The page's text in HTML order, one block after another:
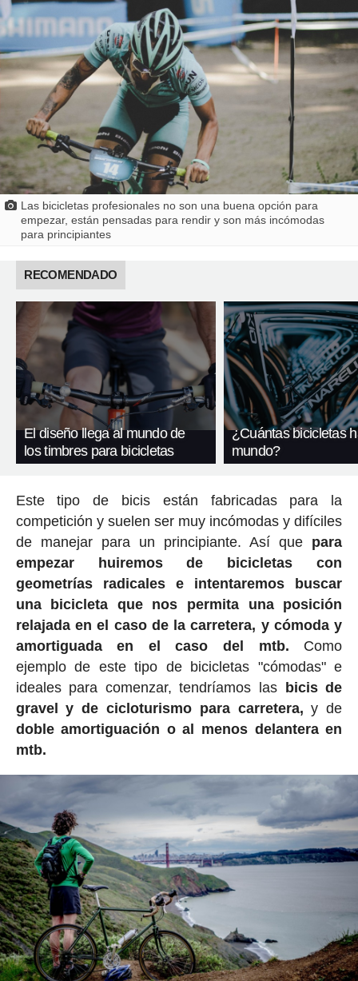
Las bicicletas profesionales no son una buena opción para
empezar, están pensadas para rendir y son más incómodas
para principiantes
RECOMENDADO
El diseño llega al mundo de
los timbres para bicicletas
¿Cuántas bicicletas
mundo?
Este tipo de bicis están fabricadas para la
competición y suelen ser muy incómodas y difíciles
de manejar para un principiante. Así que para
empezar huiremos de bicicletas con
geometrías radicales e intentaremos buscar
una bicicleta que nos permita una posición
relajada en el caso de la carretera, y cómoda y
amortiguada en el caso del mtb. Como
ejemplo de este tipo de bicicletas "cómodas" e
ideales para comenzar, tendríamos las
bicis de
gravel y de cicloturismo para carretera, y de
doble amortiguación o al menos delantera en
mtb.